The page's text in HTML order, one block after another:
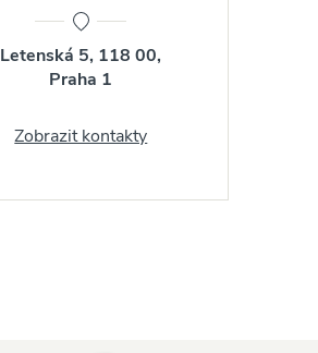
Letenská 5, 118 00,
Praha 1
Zobrazit kontakty